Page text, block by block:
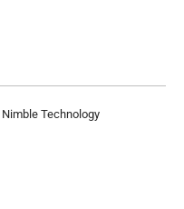
Nimble Technology